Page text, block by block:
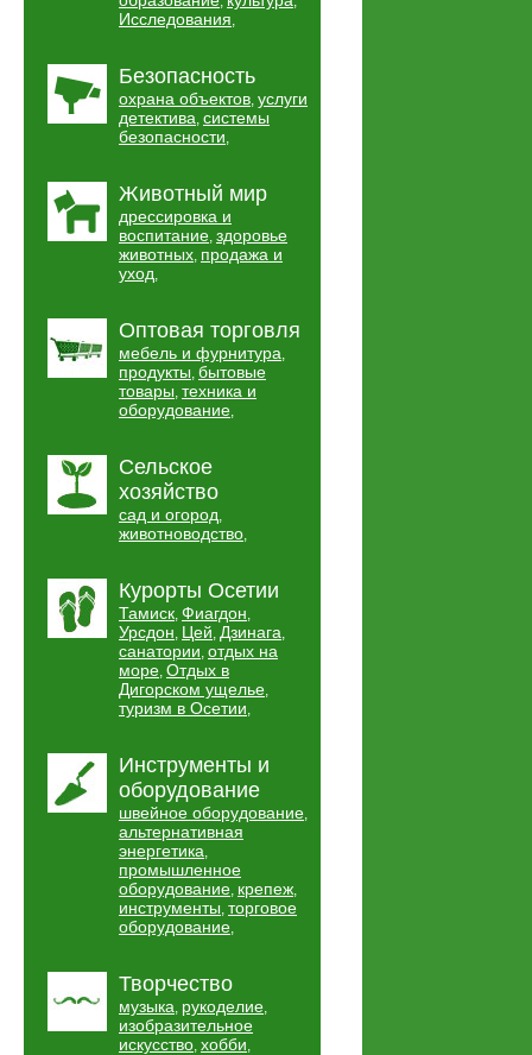
Исследования,
Безопасность
охрана объектов, услуги
детектива, системы
безопасности,
Животный мир
дрессировка и
воспитание, здоровье
животных, продажа и
уход,
Оптовая торговля
мебель и фурнитура,
продукты, бытовые
товары, техника и
оборудование,
Сельское
хозяйство
сад и огород,
животноводство,
Курорты Осетии
Тамиск, Фиагдон,
Урсдон, Цей, Дзинага,
санатории, отдых на
море, Отдых в
Дигорском ущелье,
туризм в Осетии,
Инструменты и
оборудование
швейное оборудование,
альтернативная
энергетика,
промышленное
оборудование, крепеж,
инструменты, торговое
оборудование,
Творчество
музыка, рукоделие,
изобразительное
искусство, хобби,